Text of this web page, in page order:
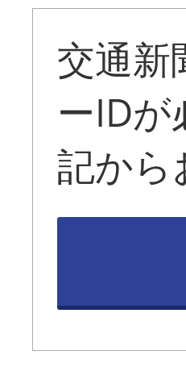
交通新
ーID
記から